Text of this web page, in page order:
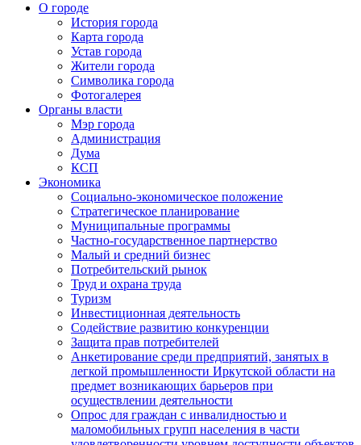
О городе
История города
Карта города
Устав города
Жители города
Символика города
Фотогалерея
Органы власти
Мэр города
Администрация
Дума
КСП
Экономика
Социально-экономическое положение
Стратегическое планирование
Муниципальные программы
Частно-государственное партнерство
Малый и средний бизнес
Потребительский рынок
Труд и охрана труда
Туризм
Инвестиционная деятельность
Содействие развитию конкуренции
Защита прав потребителей
Анкетирование среди предприятий, занятых в
легкой промышленности Иркутской области на
предмет возникающих барьеров при
осуществлении деятельности
Опрос для граждан с инвалидностью и
маломобильных групп населения в части